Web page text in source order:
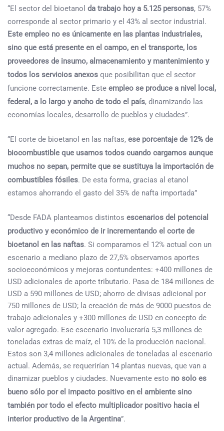
“El sector del bioetanol da trabajo hoy a 5.125 personas, 57%
corresponde al sector primario y el 43% al sector industrial.
Este empleo no es únicamente en las plantas industriales,
sino que está presente en el campo, en el transporte, los
proveedores de insumo, almacenamiento y mantenimiento y
todos los servicios anexos que posibilitan que el sector
funcione correctamente. Este empleo se produce a nivel local,
federal, a lo largo y ancho de todo el país, dinamizando las
economías locales, desarrollo de pueblos y ciudades”.
“El corte de bioetanol en las naftas, ese porcentaje de 12% de
biocombustible que usamos todos cuando cargamos aunque
muchos no sepan, permite que se sustituya la importación de
combustibles fósiles. De esta forma, gracias al etanol
estamos ahorrando el gasto del 35% de nafta importada”
“Desde FADA planteamos distintos escenarios del potencial
productivo y económico de ir incrementando el corte de
bioetanol en las naftas. Si comparamos el 12% actual con un
escenario a mediano plazo de 27,5% observamos aportes
socioeconómicos y mejoras contundentes: +400 millones de
USD adicionales de aporte tributario. Pasa de 184 millones de
USD a 590 millones de USD; ahorro de divisas adicional por
750 millones de USD; la creación de más de 9000 puestos de
trabajo adicionales y +300 millones de USD en concepto de
valor agregado. Ese escenario involucraría 5,3 millones de
toneladas extras de maíz, el 10% de la producción nacional.
Estos son 3,4 millones adicionales de toneladas al escenario
actual. Además, se requerirían 14 plantas nuevas, que van a
dinamizar pueblos y ciudades. Nuevamente esto no solo es
bueno sólo por el impacto positivo en el ambiente sino
también por todo el efecto multiplicador positivo hacia el
interior productivo de la Argentina”.